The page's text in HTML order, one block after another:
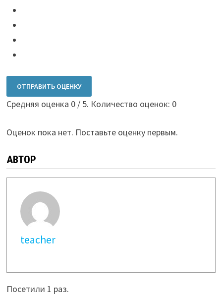
ОТПРАВИТЬ ОЦЕНКУ
Средняя оценка 0/ 5. Количество оценок: 0
Оценок пока нет. Поставьте оценку первым.
АВТОР
teacher
Посетили 1 раз.